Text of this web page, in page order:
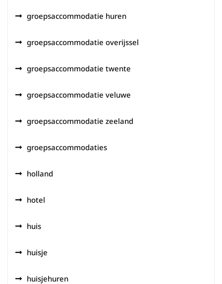
groepsaccommodatie huren
groepsaccommodatie overijssel
groepsaccommodatie twente
groepsaccommodatie veluwe
groepsaccommodatie zeeland
groepsaccommodaties
holland
hotel
huis
huisje
huisjehuren